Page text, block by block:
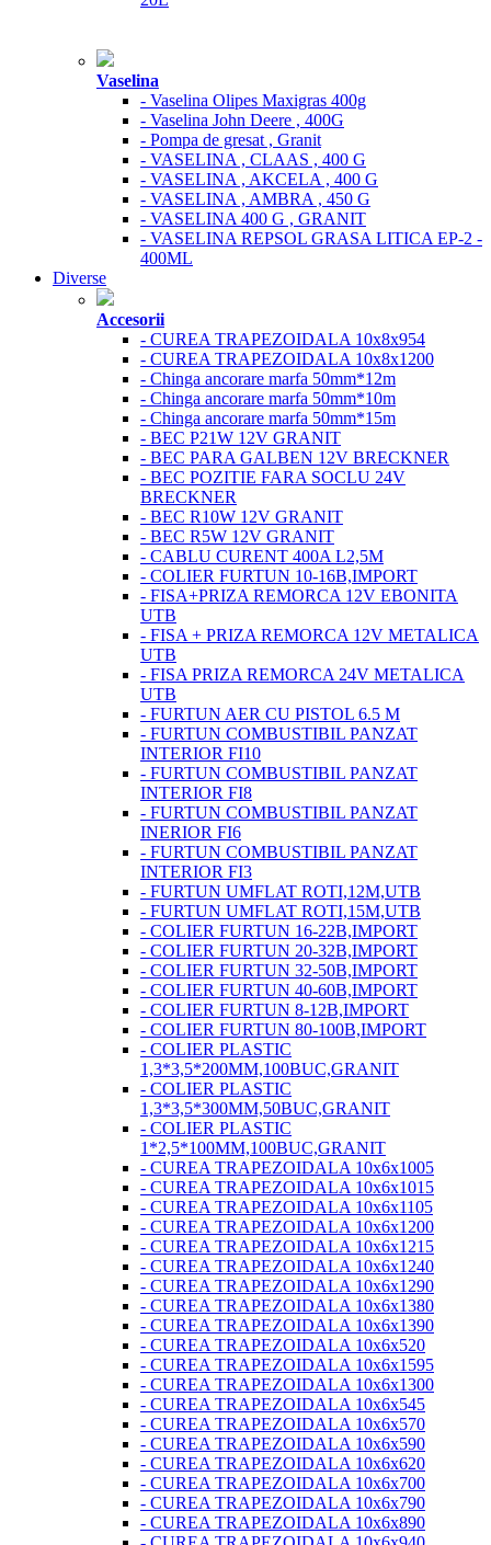
Vaselina
- Vaselina Olipes Maxigras 400g
- Vaselina John Deere , 400G
- Pompa de gresat , Granit
- VASELINA , CLAAS , 400 G
- VASELINA , AKCELA , 400 G
- VASELINA , AMBRA , 450 G
- VASELINA 400 G , GRANIT
- VASELINA REPSOL GRASA LITICA EP-2 -
400ML
Diverse
Accesorii
- CUREA TRAPEZOIDALA 10x8x954
- CUREA TRAPEZOIDALA 10x8x1200
- Chinga ancorare marfa 50mm*12m
- Chinga ancorare marfa 50mm*10m
- Chinga ancorare marfa 50mm*15m
- BEC P21W 12V GRANIT
- BEC PARA GALBEN 12V BRECKNER
- BEC POZITIE FARA SOCLU 24V
BRECKNER
- BEC R10W 12V GRANIT
- BEC R5W 12V GRANIT
- CABLU CURENT 400A L2,5M
- COLIER FURTUN 10-16B,IMPORT
- FISA+PRIZA REMORCA 12V EBONITA
UTB
- FISA + PRIZA REMORCA 12V METALICA
UTB
- FISA PRIZA REMORCA 24V METALICA
UTB
- FURTUN AER CU PISTOL 6.5 M
- FURTUN COMBUSTIBIL PANZAT
INTERIOR FI10
- FURTUN COMBUSTIBIL PANZAT
INTERIOR FI8
- FURTUN COMBUSTIBIL PANZAT
INERIOR FI6
- FURTUN COMBUSTIBIL PANZAT
INTERIOR FI3
- FURTUN UMFLAT ROTI,12M,UTB
- FURTUN UMFLAT ROTI,15M,UTB
- COLIER FURTUN 16-22B,IMPORT
- COLIER FURTUN 20-32B,IMPORT
- COLIER FURTUN 32-50B,IMPORT
- COLIER FURTUN 40-60B,IMPORT
- COLIER FURTUN 8-12B,IMPORT
- COLIER FURTUN 80-100B,IMPORT
- COLIER PLASTIC
1,3*3,5*200MM,100BUC,GRANIT
- COLIER PLASTIC
1,3*3,5*300MM,50BUC,GRANIT
- COLIER PLASTIC
1*2,5*100MM,100BUC,GRANIT
- CUREA TRAPEZOIDALA 10x6x1005
- CUREA TRAPEZOIDALA 10x6x1015
- CUREA TRAPEZOIDALA 10x6x1105
- CUREA TRAPEZOIDALA 10x6x1200
- CUREA TRAPEZOIDALA 10x6x1215
- CUREA TRAPEZOIDALA 10x6x1240
- CUREA TRAPEZOIDALA 10x6x1290
- CUREA TRAPEZOIDALA 10x6x1380
- CUREA TRAPEZOIDALA 10x6x1390
- CUREA TRAPEZOIDALA 10x6x520
- CUREA TRAPEZOIDALA 10x6x1595
- CUREA TRAPEZOIDALA 10x6x1300
- CUREA TRAPEZOIDALA 10x6x545
- CUREA TRAPEZOIDALA 10x6x570
- CUREA TRAPEZOIDALA 10x6x590
- CUREA TRAPEZOIDALA 10x6x620
- CUREA TRAPEZOIDALA 10x6x700
- CUREA TRAPEZOIDALA 10x6x790
- CUREA TRAPEZOIDALA 10x6x890